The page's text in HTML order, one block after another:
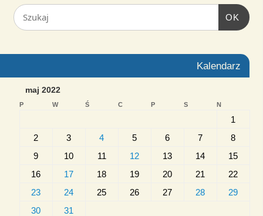
OK
Kalendarz
maj 2022
P W Ś C P S N
1
2
3 4 5 6 7
8
9
10 11 12 13 14
15
16
17 18 19 20 21
22
23
24 25 26 27 28
29
30
31